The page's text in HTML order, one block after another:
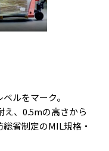
ルをマーク。
え、0.5mの高さから
省制定のMIL規格・